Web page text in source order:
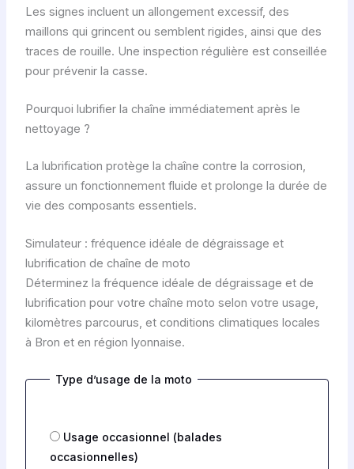
Les signes incluent un allongement excessif, des
maillons qui grincent ou semblent rigides, ainsi que des
traces de rouille. Une inspection régulière est conseillée
pour prévenir la casse.
Pourquoi lubrifier la chaîne immédiatement après le
nettoyage ?
La lubrification protège la chaîne contre la corrosion,
assure un fonctionnement fluide et prolonge la durée de
vie des composants essentiels.
Simulateur : fréquence idéale de dégraissage et
lubrification de chaîne de moto
Déterminez la fréquence idéale de dégraissage et de
lubrification pour votre chaîne moto selon votre usage,
kilomètres parcourus, et conditions climatiques locales
à Bron et en région lyonnaise.
Type d’usage de la moto
Usage occasionnel (balades
occasionnelles)